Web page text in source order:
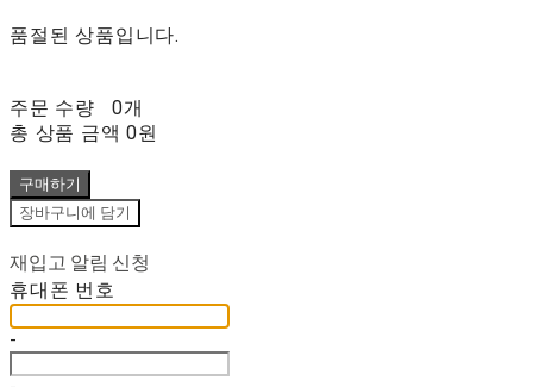
품절된 상품입니다.
주문 수량
0개
총 상품 금액 0원
구매하기
장바구니에 담기
재입고 알림 신청
휴대폰 번호
-